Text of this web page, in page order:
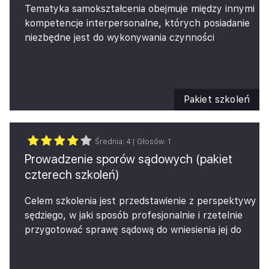
systemów i usług dostarczanych przez ich
dostawców.
Dzięki naszemu szkoleniu będą mogli Państwo
zarówno nauczyć się, jak poprawnie przeprowadzić
poszczególne aspekty analizowanej dokumentacji.
Tematyka samokształcenia obejmuje między innymi
kompetencje interpersonalne, których posiadanie
niezbędne jest do wykonywania czynności
negocjacyjnych, który obejmuje 8 godzin
samokształcenia.
Pakiet szkoleń
Średnia: 4 | Głosów: 1
Prowadzenie sporów sądowych (pakiet
czterech szkoleń)
Celem szkolenia jest przedstawienie z perspektywy
sędziego, w jaki sposób profesjonalnie i rzetelnie
przygotować sprawę sądową do wniesienia jej do